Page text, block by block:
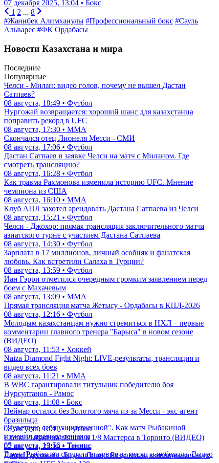
07 декабря 2025, 13:04 • Бокс
1 2 ... 8
#Жанибек Алимханулы #Профессиональный бокс #Сауль
Альварес #ФК Ордабасы
Новости Казахстана и мира
Последние
Популярные
Челси - Милан: видео голов, почему не вышел Дастан
Сатпаев?
08 августа, 18:49 • Футбол
Нургожай возвращается: хороший шанс для казахстанца
поправить рекорд в UFC
08 августа, 17:30 • ММА
Скончался отец Лионеля Месси - СМИ
08 августа, 17:06 • Футбол
Дастан Сатпаев в заявке Челси на матч с Миланом. Где
смотреть трансляцию?
08 августа, 16:28 • Футбол
Как травма Рахмонова изменила историю UFC. Мнение
чемпиона из США
08 августа, 16:10 • ММА
Клуб АПЛ захотел арендовать Дастана Сатпаева из Челси
08 августа, 15:21 • Футбол
Челси - Джохор: прямая трансляция заключительного матча
азиатского турне с участием Дастана Сатпаева
08 августа, 14:30 • Футбол
Зарплата в 17 миллионов, личный особняк и фанатская
любовь. Как встретили Салаха в Турции?
08 августа, 13:59 • Футбол
Иан Гэрри отметился очередным громким заявлением перед
боем с Махачевым
08 августа, 13:09 • ММА
Прямая трансляция матча Жетысу - Ордабасы в КПЛ-2026
08 августа, 12:16 • Футбол
Молодым казахстанцам нужно стремиться в НХЛ – первые
комментарии главного тренера "Барыса" в новом сезоне
(ВИДЕО)
08 августа, 11:53 • Хоккей
Naiza Diamond Fight Night: LIVE-результаты, трансляция и
видео всех боев
08 августа, 11:21 • ММА
В WBC гарантировали титульник победителю боя
Нурсултанов - Рамос
08 августа, 11:08 • Бокс
Неймар остался без Золотого мяча из-за Месси - экс-агент
бразильца
08 августа, 10:11 • Футбол
Елена Рыбакина вышла в 1/8 Мастерса в Торонто (ВИДЕО)
07 августа, 23:14 • Теннис
Дияр Нургожай - Бруно Лопес: Результаты взвешивания всех
"Чувствую себя уничтоженной". Как матч Рыбакиной
изменил правила тенниса
05 августа, 19:56 • Теннис
Елена Рыбакина сыграла впервые за месяц и победила. Видео